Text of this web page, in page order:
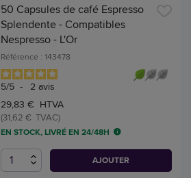
50 Capsules de café Espresso
Splendente - Compatibles
Nespresso - L'Or
Référence : 143478
5/5 - 2 avis
29,83 € HTVA
(31,62 € TVAC)
EN STOCK, LIVRÉ EN 24/48H
AJOUTER